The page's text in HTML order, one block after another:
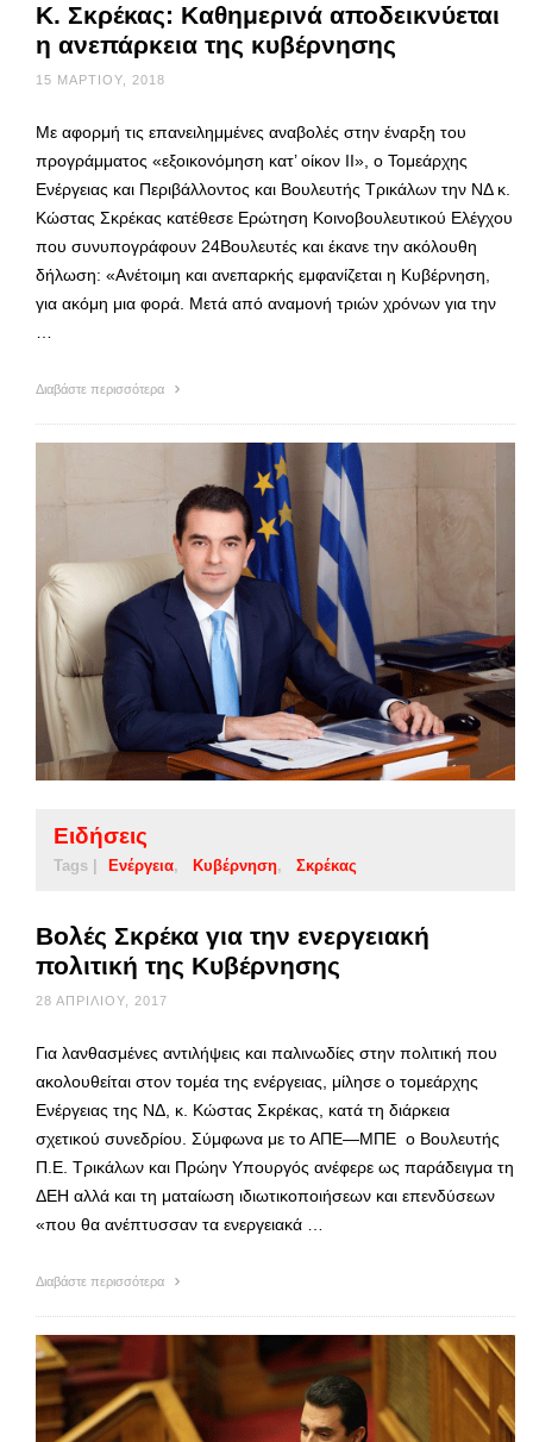
Κ. Σκρέκας: Καθημερινά αποδεικνύεται
η ανεπάρκεια της κυβέρνησης
15 ΜΑΡΤΊΟΥ, 2018
Με αφορμή τις επανειλημμένες αναβολές στην έναρξη του
προγράμματος «εξοικονόμηση κατ’ οίκον ΙΙ», ο Τομεάρχης
Ενέργειας και Περιβάλλοντος και Βουλευτής Τρικάλων την ΝΔ κ.
Κώστας Σκρέκας κατέθεσε Ερώτηση Κοινοβουλευτικού Ελέγχου
που συνυπογράφουν 24Βουλευτές και έκανε την ακόλουθη
δήλωση: «Ανέτοιμη και ανεπαρκής εμφανίζεται η Κυβέρνηση,
για ακόμη μια φορά. Μετά από αναμονή τριών χρόνων για την
…
Διαβάστε περισσότερα
Ειδήσεις
Tags | Ενέργεια Κυβέρνηση Σκρέκας
Βολές Σκρέκα για την ενεργειακή
πολιτική της Κυβέρνησης
28 ΑΠΡΙΛΊΟΥ, 2017
Για λανθασμένες αντιλήψεις και παλινωδίες στην πολιτική που
ακολουθείται στον τομέα της ενέργειας, μίλησε ο τομεάρχης
Ενέργειας της ΝΔ, κ. Κώστας Σκρέκας, κατά τη διάρκεια
σχετικού συνεδρίου. Σύμφωνα με το ΑΠΕ—ΜΠΕ ο Βουλευτής
Π.Ε. Τρικάλων και Πρώην Υπουργός ανέφερε ως παράδειγμα τη
ΔΕΗ αλλά και τη ματαίωση ιδιωτικοποιήσεων και επενδύσεων
«που θα ανέπτυσσαν τα ενεργειακά …
Διαβάστε περισσότερα